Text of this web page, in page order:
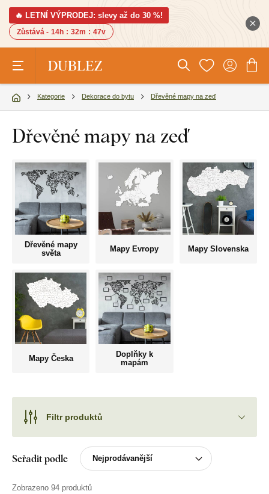
🔥 LETNÍ VÝPRODEJ: slevy až do 30 %!
Zůstává - 14h : 32m : 46v
Kategorie Dekorace do bytu Dřevěné mapy na zeď
Dřevěné mapy na zeď
Dřevěné mapy
světa
Mapy Evropy Mapy Slovenska
Mapy Česka
Doplňky k
mapám
Filtr produktů
Seřadit podle
Zobrazeno 94 produktů